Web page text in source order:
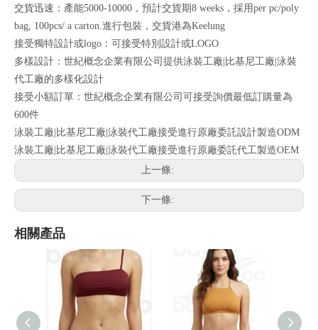
交貨迅速：產能5000-10000，預計交貨期8 weeks，採用per pc/poly
bag, 100pcs/ a carton.進行包裝，交貨港為Keelung
接受獨特設計或logo：可接受特別設計或LOGO
多樣設計：世紀概念企業有限公司提供泳裝工廠|比基尼工廠|泳裝
代工廠的多樣化設計
接受小額訂單：世紀概念企業有限公司可接受詢價最低訂購量為
600件
泳裝工廠|比基尼工廠|泳裝代工廠接受進行原廠委託設計製造ODM
泳裝工廠|比基尼工廠|泳裝代工廠接受進行原廠委託代工製造OEM
上一條:
下一條:
相關產品